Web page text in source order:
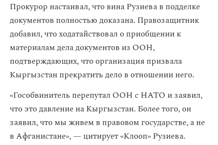
Прокурор настаивал, что вина Рузиева в подделке
документов полностью доказана. Правозащитник
добавил, что ходатайствовал о приобщении к
материалам дела документов из ООН,
подтверждающих, что организация призвала
Кыргызстан прекратить дело в отношении него.
«Гособвинитель перепутал ООН с НАТО и заявил,
что это давление на Кыргызстан. Более того, он
заявил, что мы живем в правовом государстве, а не
в Афганистане», — цитирует «Клооп» Рузиева.